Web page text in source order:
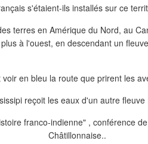
s'étaient-ils installés sur ce
terres en Amérique du Nord, au
à l'ouest, en descendant un
en bleu la route que prirent les
reçoit les eaux d'un autre